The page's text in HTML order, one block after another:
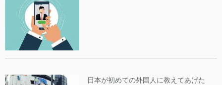
日本が初めての外国人に教えてあげた